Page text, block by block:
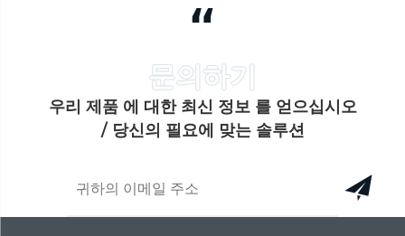
“
우리 제품 에 대한 최신 정보 를 얻으십시오
/ 당신의 필요에 맞는 솔루션